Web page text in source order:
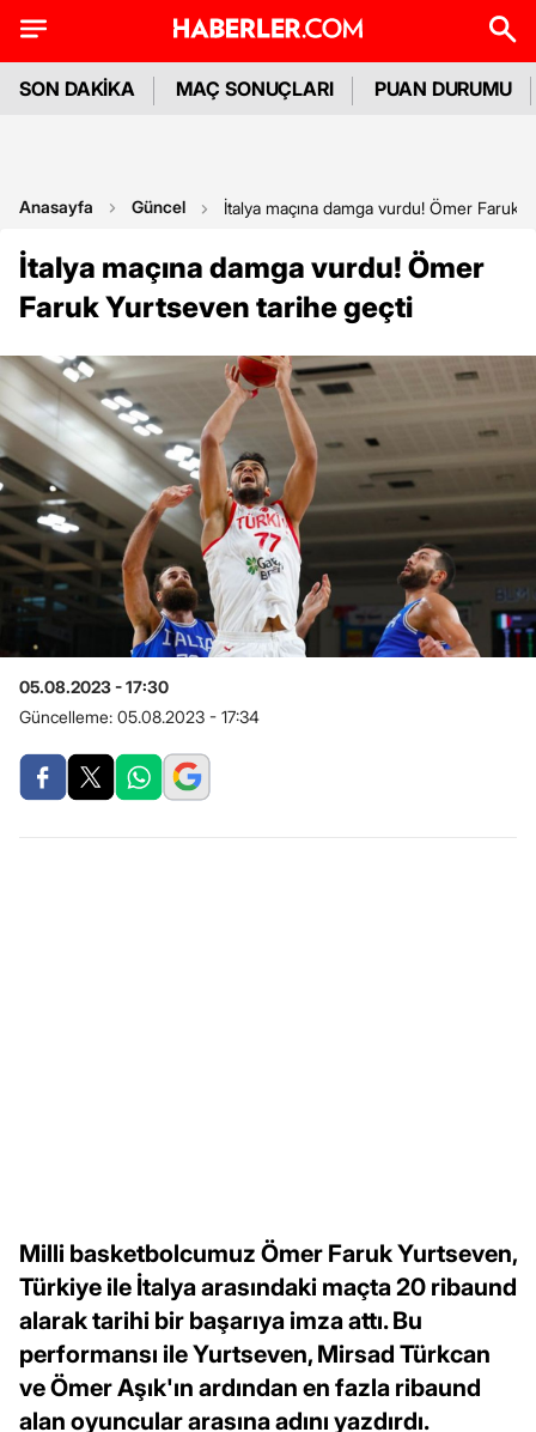
SON DAKİKA MAÇ SONUÇLARI PUAN DURUMU
Anasayfa Güncel İtalya maçına damga vurdu! Ömer Faruk
İtalya maçına damga vurdu! Ömer
Faruk Yurtseven tarihe geçti
05.08.2023 - 17:30
Güncelleme: 05.08.2023 - 17:34
Milli basketbolcumuz Ömer Faruk Yurtseven,
Türkiye ile İtalya arasındaki maçta 20 ribaund
alarak tarihi bir başarıya imza attı. Bu
performansı ile Yurtseven, Mirsad Türkcan
ve Ömer Aşık'ın ardından en fazla ribaund
alan oyuncular arasına adını yazdırdı.